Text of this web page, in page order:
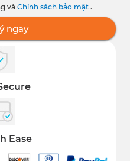
và Chính sách bảo mật .
ngay
Ease